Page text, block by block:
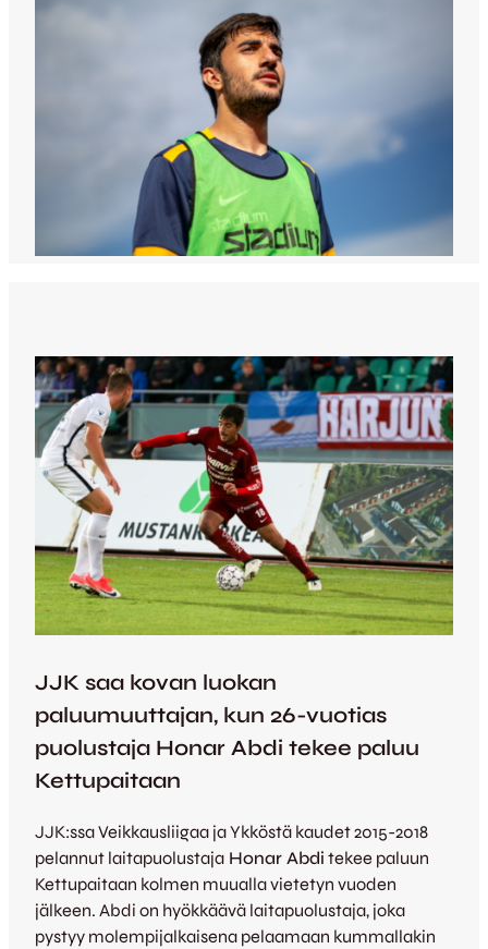
JJK saa kovan luokan
paluumuuttajan, kun 26-vuotias
puolustaja Honar Abdi tekee paluu
Kettupaitaan
JJK:ssa Veikkausliigaa ja Ykköstä kaudet 2015-2018
pelannut laitapuolustaja Honar Abdi tekee paluun
Kettupaitaan kolmen muualla vietetyn vuoden
jälkeen. Abdi on hyökkäävä laitapuolustaja, joka
pystyy molempijalkaisena pelaamaan kummallakin